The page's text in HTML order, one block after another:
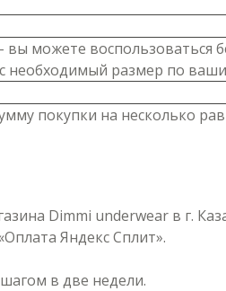
можете воспользоваться
необходимый размер по
покупки на несколько
Dimmi underwear в г.
Яндекс Сплит».
в две недели.